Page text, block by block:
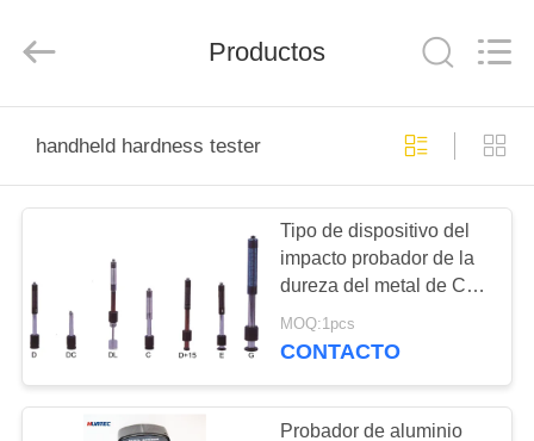
PRODUCTOS
SOBRE
NOSOTROS
VIAJE
GROUP
CORPORATION.
Productos
handheld hardness tester
Tipo de dispositivo del
impacto probador de la
dureza del metal de C,
probador de la dureza
del PDA para el
MOQ:1pcs
CONTACTO
Probador de aluminio